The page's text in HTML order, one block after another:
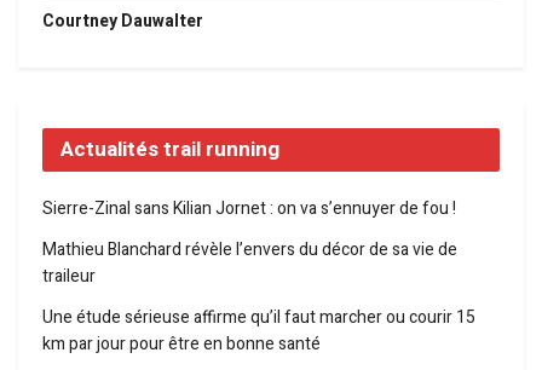
Courtney Dauwalter
Actualités trail running
Sierre-Zinal sans Kilian Jornet : on va s’ennuyer de fou !
Mathieu Blanchard révèle l’envers du décor de sa vie de
traileur
Une étude sérieuse affirme qu’il faut marcher ou courir 15
km par jour pour être en bonne santé